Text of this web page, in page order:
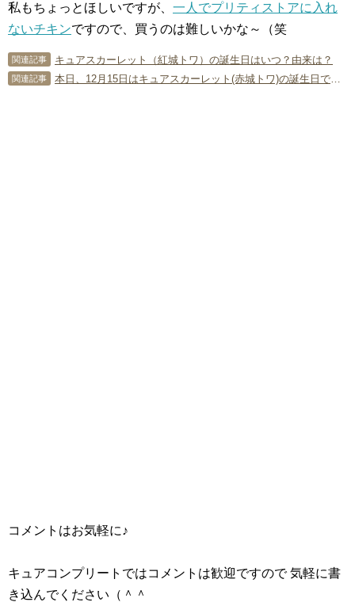
私もちょっとほしいですが、 一人でプリティストアに入れ
ないチキンですので、買うのは難しいかな～（笑
関連記事 キュアスカーレット（紅城トワ）の誕生日はいつ？由来は？
関連記事 本日、12月15日はキュアスカーレット(赤城トワ)の誕生日です！
コメントはお気軽に♪
キュアコンプリートではコメントは歓迎ですので 気軽に書
き込んでください（＾＾